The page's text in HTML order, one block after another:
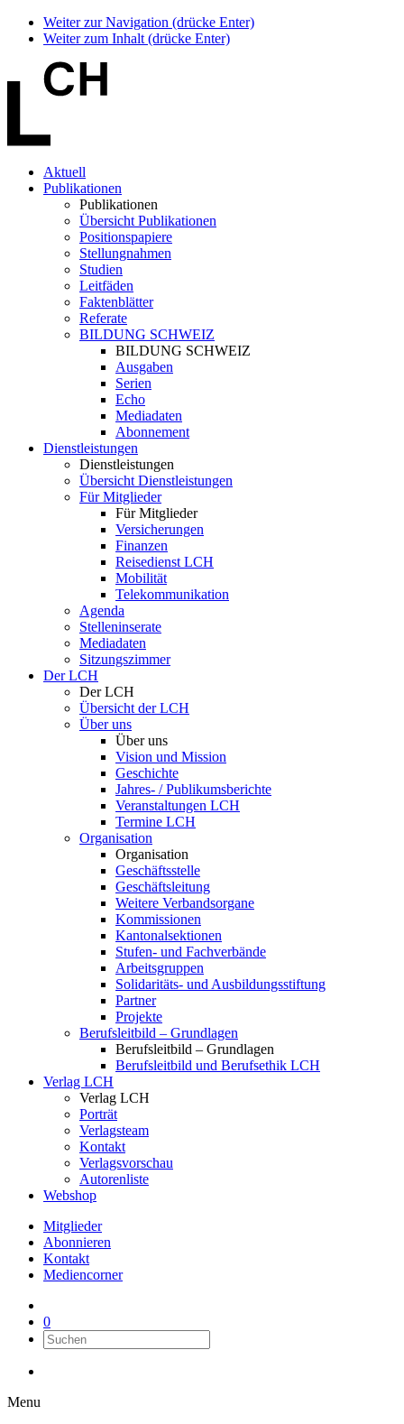
Weiter zur Navigation (drücke Enter)
Weiter zum Inhalt (drücke Enter)
Aktuell
Publikationen
Publikationen
Übersicht Publikationen
Positionspapiere
Stellungnahmen
Studien
Leitfäden
Faktenblätter
Referate
BILDUNG SCHWEIZ
BILDUNG SCHWEIZ
Ausgaben
Serien
Echo
Mediadaten
Abonnement
Dienstleistungen
Dienstleistungen
Übersicht Dienstleistungen
Für Mitglieder
Für Mitglieder
Versicherungen
Finanzen
Reisedienst LCH
Mobilität
Telekommunikation
Agenda
Stelleninserate
Mediadaten
Sitzungszimmer
Der LCH
Der LCH
Übersicht der LCH
Über uns
Über uns
Vision und Mission
Geschichte
Jahres- / Publikumsberichte
Veranstaltungen LCH
Termine LCH
Organisation
Organisation
Geschäftsstelle
Geschäftsleitung
Weitere Verbandsorgane
Kommissionen
Kantonalsektionen
Stufen- und Fachverbände
Arbeitsgruppen
Solidaritäts- und Ausbildungsstiftung
Partner
Projekte
Berufsleitbild – Grundlagen
Berufsleitbild – Grundlagen
Berufsleitbild und Berufsethik LCH
Verlag LCH
Verlag LCH
Porträt
Verlagsteam
Kontakt
Verlagsvorschau
Autorenliste
Webshop
Mitglieder
Abonnieren
Kontakt
Mediencorner
0
Menu